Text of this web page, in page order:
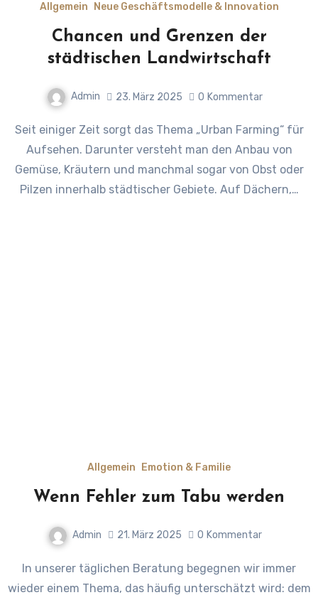
Allgemein Neue Geschäftsmodelle & Innovation
Chancen und Grenzen der
städtischen Landwirtschaft
Admin 23. März 2025 0 Kommentar
Seit einiger Zeit sorgt das Thema „Urban Farming“ für
Aufsehen. Darunter versteht man den Anbau von
Gemüse, Kräutern und manchmal sogar von Obst oder
Pilzen innerhalb städtischer Gebiete. Auf Dächern,…
Allgemein Emotion & Familie
Wenn Fehler zum Tabu werden
Admin 21. März 2025 0 Kommentar
In unserer täglichen Beratung begegnen wir immer
wieder einem Thema, das häufig unterschätzt wird: dem